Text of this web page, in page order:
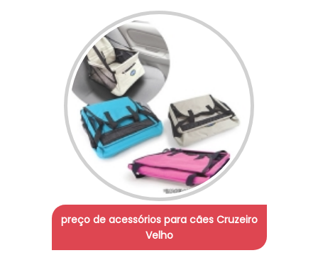
preço de acessórios para cães Cruzeiro
Velho